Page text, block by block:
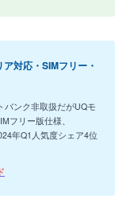
対応・SIMフリー・
バンク非取扱だがUQモ
フリー版仕様、
年Q1人気度シェア4位